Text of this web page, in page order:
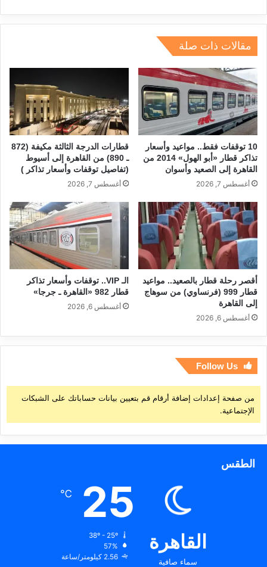
c
e
b
o
o
k
ai
l
at
s
A
p
p
e
a
s
e
gr
m
k
e
n
ar
e
مقالات ذات صلة
10 توقفات فقط.. مواعيد وأسعار
تذاكر قطار «أبو الهول» 2014 من
القاهرة إلى الصعيد وأسوان
أغسطس 7, 2026
قطارات الدرجة الثالثة مكيفة (872
ـ 890) من القاهرة إلى أسيوط
(تفاصيل توقفات وأسعار تذاكر )
أغسطس 7, 2026
أقصر رحلة قطار بالصعيد.. مواعيد
قطار 999 (فرنساوي) من سوهاج
إلى القاهرة
أغسطس 6, 2026
الـ VIP.. توقفات وأسعار تذاكر
قطار 982 «القاهرة ـ جرجا»
أغسطس 6, 2026
Follow Us
من صفحة إعدادات إضافة أرقام قم بتعيين بيانات حساباتك على الشبكات
الإجتماعية.
الطقس
القاهرة
سماء صافية
25
℃
57%
2.56 كيلومتر/ساعة